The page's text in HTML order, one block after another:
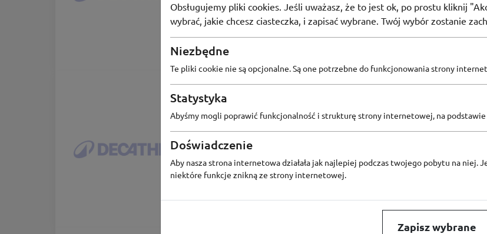
Kod rabatowy Decathlon
Sportowe wyprzedaże z rabatem do -40% w sklepie
-40% 66osób użyło PROMO
Obsługujemy pliki cookies. Jeśli uważasz, że to jest ok, po prostu kliknij
wybrać, jakie chcesz ciasteczka, i zapisać wybrane. Twój wybór zostanie
Niezbędne
Te pliki cookie nie są opcjonalne. Są one potrzebne do funkcjonowania strony
Statystyka
Abyśmy mogli poprawić funkcjonalność i strukturę strony internetowej, na
Doświadczenie
Aby nasza strona internetowa działała jak najlepiej podczas twojego pobytu na niej.
niektóre funkcje znikną ze strony internetowej.
Zapisz wybrane